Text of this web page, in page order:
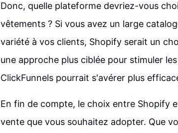
Donc, quelle plateforme devriez-vous
vêtements ? Si vous avez un large
variété à vos clients, Shopify serait un
une approche plus ciblée pour stimuler
ClickFunnels pourrait s'avérer plus
En fin de compte, le choix entre Shopify
vente que vous souhaitez adopter. Que